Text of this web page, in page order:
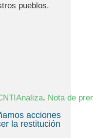
pueblos.
, Nota de
acciones
la restitución